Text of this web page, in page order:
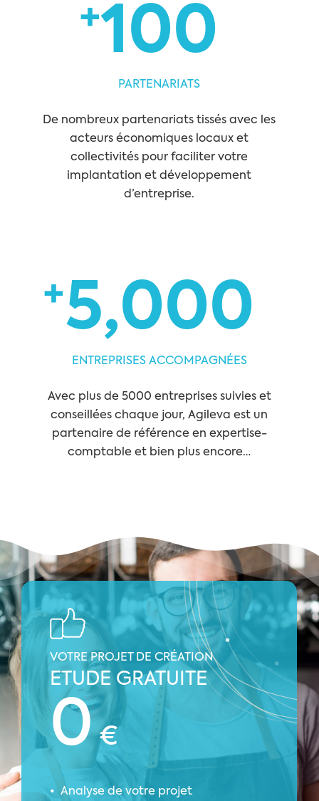
+100
PARTENARIATS
De nombreux partenariats tissés avec les
acteurs économiques locaux et
collectivités pour faciliter votre
implantation et développement
d’entreprise.
+5,000
ENTREPRISES ACCOMPAGNÉES
Avec plus de 5000 entreprises suivies et
conseillées chaque jour, Agileva est un
partenaire de référence en expertise-
comptable et bien plus encore…
VOTRE PROJET DE CRÉATION
ETUDE GRATUITE
0€
Analyse de votre projet